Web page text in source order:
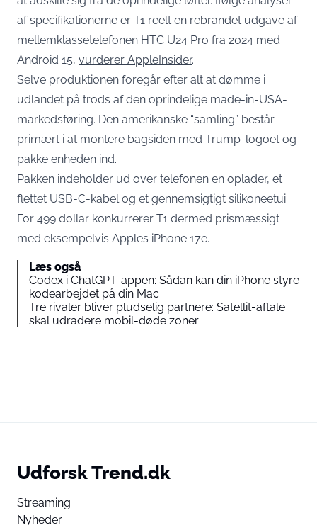
af specifikationerne er T1 reelt en rebrandet udgave af
mellemklassetelefonen HTC U24 Pro fra 2024 med
Android 15, vurderer AppleInsider.
Selve produktionen foregår efter alt at dømme i
udlandet på trods af den oprindelige made-in-USA-
markedsføring. Den amerikanske “samling” består
primært i at montere bagsiden med Trump-logoet og
pakke enheden ind.
Pakken indeholder ud over telefonen en oplader, et
flettet USB-C-kabel og et gennemsigtigt silikoneetui.
For 499 dollar konkurrerer T1 dermed prismæssigt
med eksempelvis Apples iPhone 17e.
Læs også
Codex i ChatGPT-appen: Sådan kan din iPhone styre
kodearbejdet på din Mac
Tre rivaler bliver pludselig partnere: Satellit-aftale
skal udradere mobil-døde zoner
Udforsk Trend.dk
Streaming
Nyheder